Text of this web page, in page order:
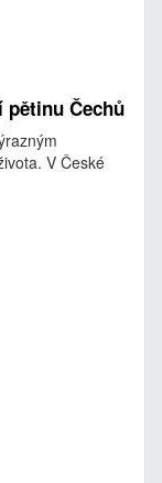
pětinu Čechů
V České